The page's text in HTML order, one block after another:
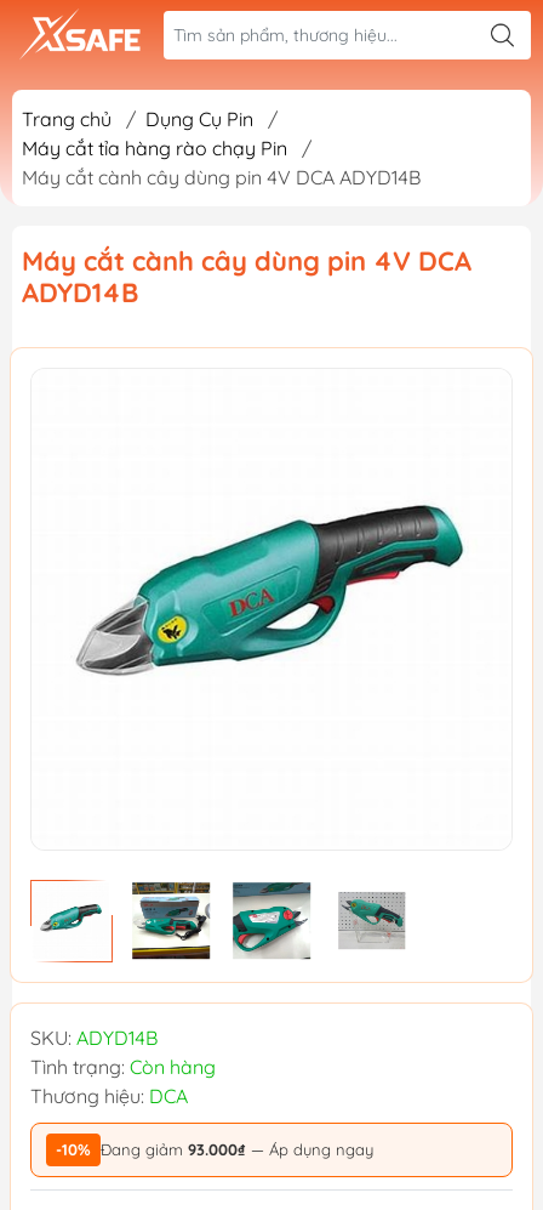
Trang chủ / Dụng Cụ Pin
/
Máy cắt tỉa hàng rào chạy Pin
/
Máy cắt cành cây dùng pin 4V DCA ADYD14B
Máy cắt cành cây dùng pin 4V DCA
ADYD14B
SKU: ADYD14B
Tình trạng: Còn hàng
Thương hiệu: DCA
-10% Đang giảm 93.000₫ — Áp dụng ngay